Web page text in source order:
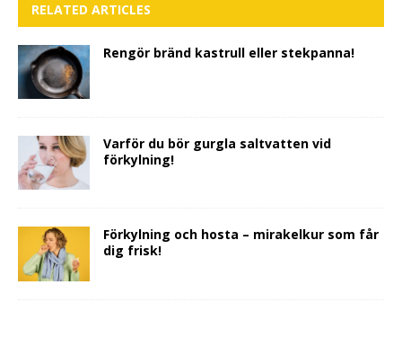
RELATED ARTICLES
Rengör bränd kastrull eller stekpanna!
Varför du bör gurgla saltvatten vid
förkylning!
Förkylning och hosta – mirakelkur som får
dig frisk!